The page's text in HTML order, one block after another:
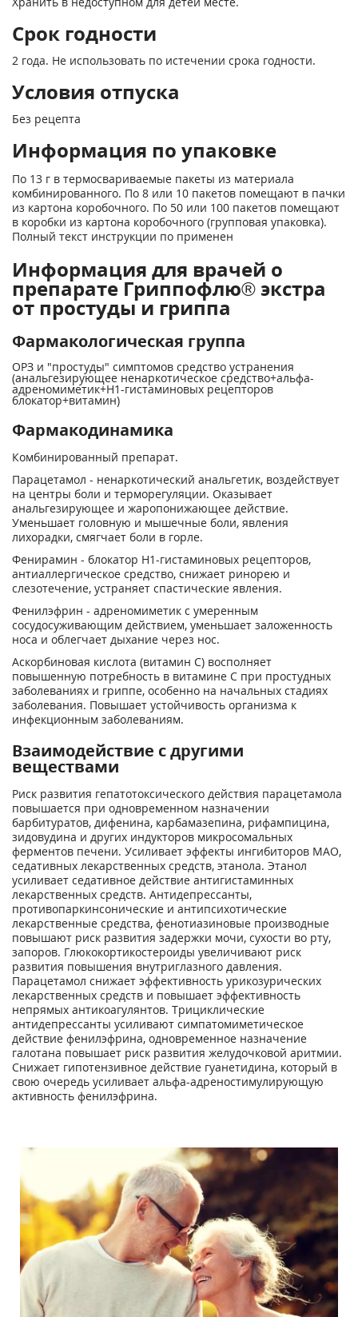
Срок годности
2 года. Не использовать по истечении срока годности.
Условия отпуска
Без рецепта
Информация по упаковке
По 13 г в термосвариваемые пакеты из материала
комбинированного. По 8 или 10 пакетов помещают в пачки
из картона коробочного. По 50 или 100 пакетов помещают
в коробки из картона коробочного (групповая упаковка).
Полный текст инструкции по применен
Информация для врачей о
препарате Гриппофлю® экстра
от простуды и гриппа
Фармакологическая группа
ОРЗ и "простуды" симптомов средство устранения
(анальгезирующее ненаркотическое средство+альфа-
адреномиметик+H1-гистаминовых рецепторов
блокатор+витамин)
Фармакодинамика
Комбинированный препарат.
Парацетамол - ненаркотический анальгетик, воздействует
на центры боли и терморегуляции. Оказывает
анальгезирующее и жаропонижающее действие.
Уменьшает головную и мышечные боли, явления
лихорадки, смягчает боли в горле.
Фенирамин - блокатор Н1-гистаминовых рецепторов,
антиаллергическое средство, снижает ринорею и
слезотечение, устраняет спастические явления.
Фенилэфрин - адреномиметик с умеренным
сосудосуживающим действием, уменьшает заложенность
носа и облегчает дыхание через нос.
Аскорбиновая кислота (витамин С) восполняет
повышенную потребность в витамине С при простудных
заболеваниях и гриппе, особенно на начальных стадиях
заболевания. Повышает устойчивость организма к
инфекционным заболеваниям.
Взаимодействие с другими
веществами
Риск развития гепатотоксического действия парацетамола
повышается при одновременном назначении
барбитуратов, дифенина, карбамазепина, рифампицина,
зидовудина и других индукторов микросомальных
ферментов печени. Усиливает эффекты ингибиторов МАО,
седативных лекарственных средств, этанола. Этанол
усиливает седативное действие антигистаминных
лекарственных средств. Антидепрессанты,
противопаркинсонические и антипсихотические
лекарственные средства, фенотиазиновые производные
повышают риск развития задержки мочи, сухости во рту,
запоров. Глюкокортикостероиды увеличивают риск
развития повышения внутриглазного давления.
Парацетамол снижает эффективность урикозурических
лекарственных средств и повышает эффективность
непрямых антикоагулянтов. Трициклические
антидепрессанты усиливают симпатомиметическое
действие фенилэфрина, одновременное назначение
галотана повышает риск развития желудочковой аритмии.
Снижает гипотензивное действие гуанетидина, который в
свою очередь усиливает альфа-адреностимулирующую
активность фенилэфрина.